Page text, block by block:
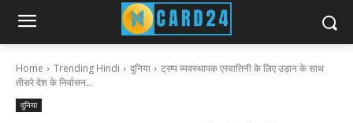
Home Trending Hindi दुनिया
ट्रम्प व्यवस्थापक एस्वातिनी के लिए उड़ान के साथ
तीसरे देश के निर्वासन...
दुनिया